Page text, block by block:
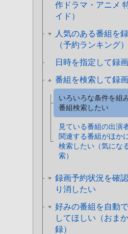
作ドラマ・アニメ
イド）
人気のある番組を
（予約ランキング）
日時を指定して録
番組を検索して録
いろいろな条件を組
番組検索したい
見ている番組の出演
関連する番組がほか
検索したい（気にな
索）
録画予約状況を確
り消したい
好みの番組を自動
してほしい（おま
録）